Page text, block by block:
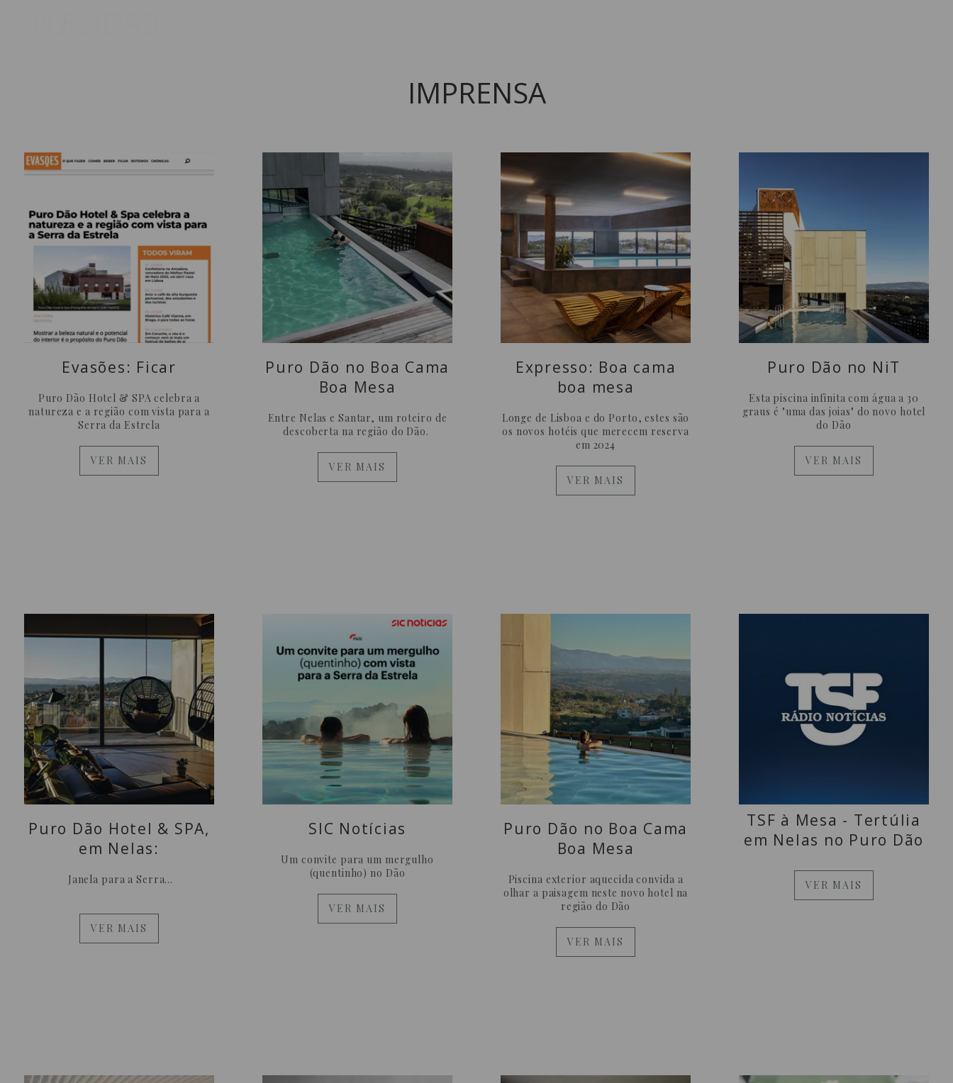
IMPRENSA
Evasões: Ficar
Puro Dão Hotel & SPA celebra a
natureza e a região com vista para a
Serra da Estrela
VER MAIS
Puro Dão no Boa Cama
Boa Mesa
Entre Nelas e Santar, um roteiro de
descoberta na região do Dão.
VER MAIS
Expresso: Boa cama
boa mesa
Longe de Lisboa e do Porto, estes são
os novos hotéis que merecem reserva
em 2024
VER MAIS
Puro Dão no NiT
Esta piscina infinita com água a 30
graus é "uma das joias" do novo hotel
do Dão
VER MAIS
Puro Dão Hotel & SPA,
em Nelas:
Janela para a Serra...
VER MAIS
SIC Notícias
Um convite para um mergulho
(quentinho) no Dão
VER MAIS
Puro Dão no Boa Cama
Boa Mesa
Piscina exterior aquecida convida a
olhar a paisagem neste novo hotel na
região do Dão
VER MAIS
TSF à Mesa - Tertúlia
em Nelas no Puro Dão
VER MAIS